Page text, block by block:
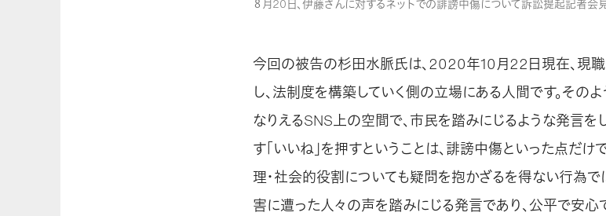
８月20日、伊藤さんに対するネットでの誹謗中傷について訴訟提起記者会
今回の被告の杉田水脈氏は、2020年10月22日現在、現
し、法制度を構築していく側の立場にある人間です。その
なりえるSNS上の空間で、市民を踏みにじるような発言を
す「いいね」を押すということは、誹謗中傷といった点だ
理・社会的役割についても疑問を抱かざるを得ない行為で
害に遭った人々の声を踏みにじる発言であり、公平で安